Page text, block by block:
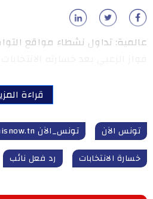
عالمية: تداول نشطاء مواقع
قراءة
تونس الآن
تونس_الآن tunisnow.tn
خسارة الانتخابات
رد فعل نائب